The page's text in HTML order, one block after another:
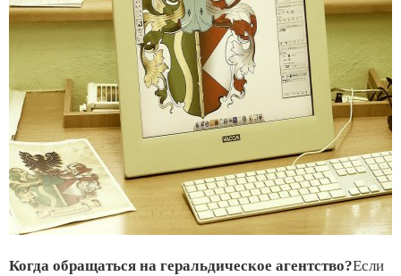
Когда обращаться на геральдическое агентство?Если